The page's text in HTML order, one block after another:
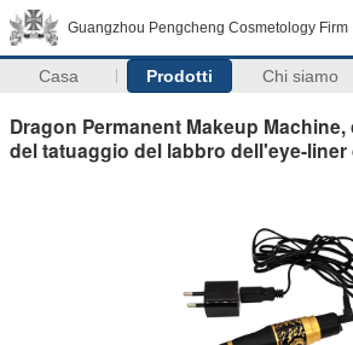
Guangzhou Pengcheng Cosmetology Firm
Casa Prodotti Chi siamo
Dragon Permanent Makeup
del tatuaggio del labbro dell'eye-